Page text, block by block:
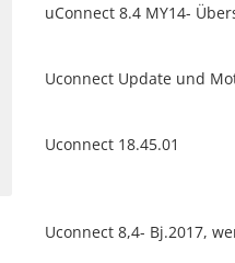
uConnect 8.4 MY14-
Uconnect Update und
Uconnect 18.45.01
Uconnect 8,4- Bj.2017,